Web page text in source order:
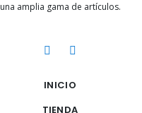
una amplia gama de artículos.
INICIO
TIENDA